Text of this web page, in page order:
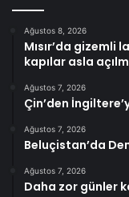
Ağustos 8, 2026
Mısır’da gizemli
kapılar asla
Ağustos 7, 2026
Çin’den
Ağustos 7, 2026
Beluçistan’da
Ağustos 7, 2026
Daha zor günler